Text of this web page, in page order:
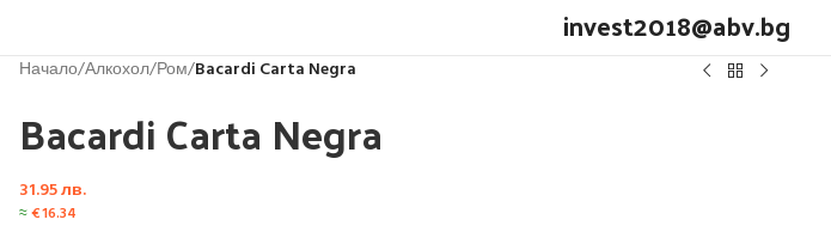
invest2018@abv.bg
Начало/Алкохол/Ром/Bacardi Carta Negra
Bacardi Carta Negra
31.95лв.
≈€16.34